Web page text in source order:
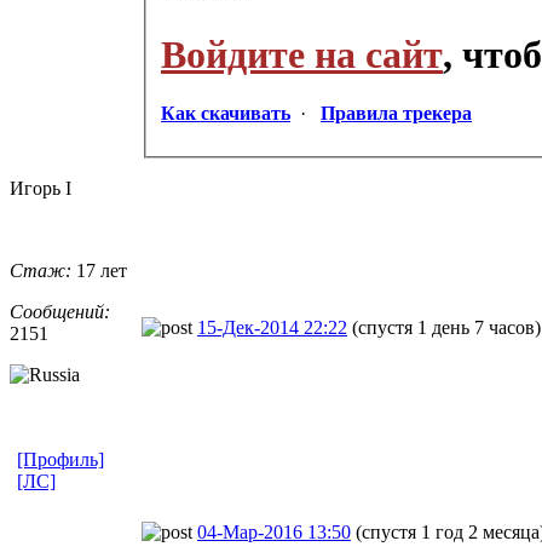
Войдите на сайт,
Как скачивать · Правила трекера
Игорь I
Стаж: 17 лет
Сообщений:
2151
15-Дек-2014 22:22 (спустя 1 день 7 часов)
[Профиль]
[ЛС]
04-Мар-2016 13:50 (спустя 1 год 2